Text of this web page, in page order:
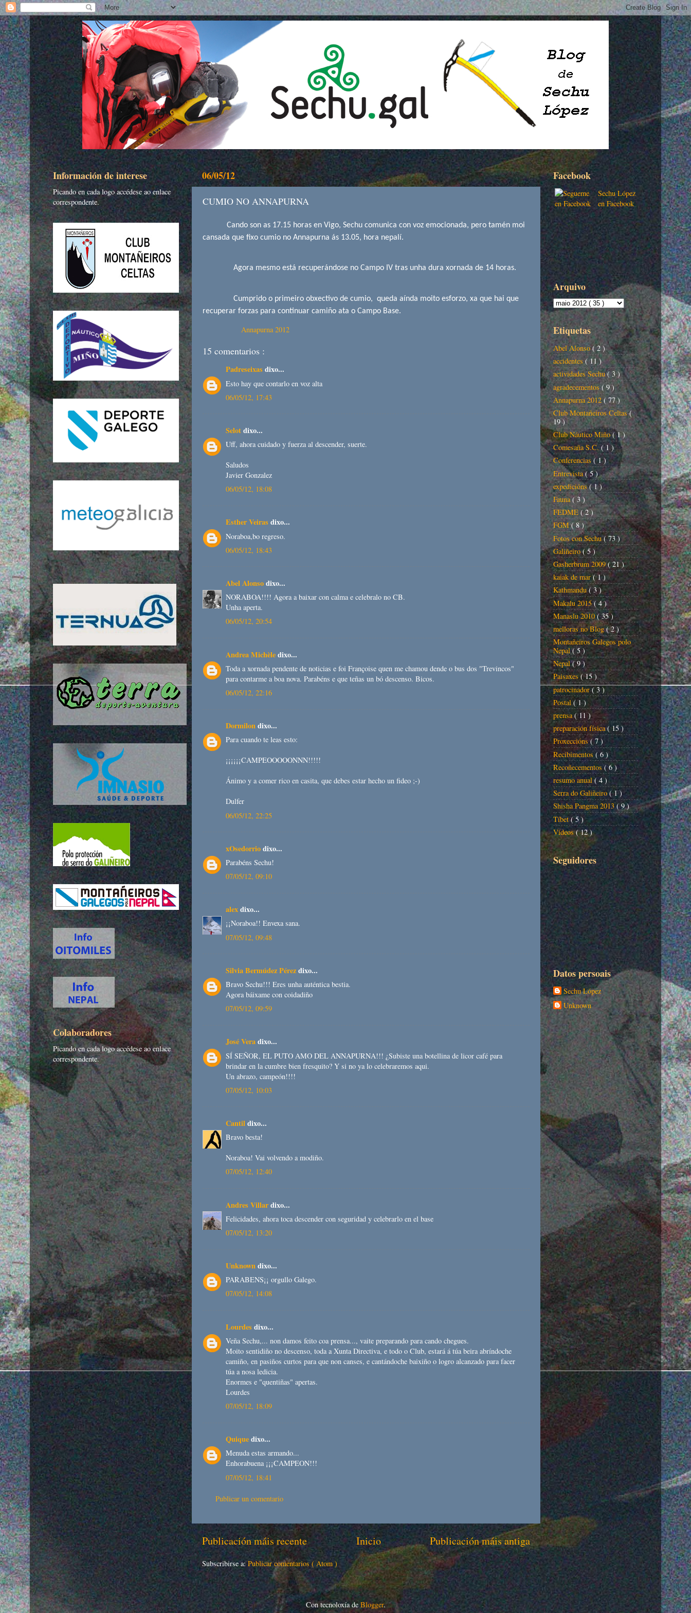
06/05/12
CUMIO NO ANNAPURNA
Cando son as 17.15 horas en Vigo, Sechu comunica con voz emocionada, pero tamén moi
cansada que fixo cumio no Annapurna ás 13.05, hora nepalí.
Agora mesmo está recuperándose no Campo IV tras unha dura xornada de 14 horas.
Cumprido o primeiro obxectivo de cumio, queda aínda moito esforzo, xa que hai que
recuperar forzas para continuar camiño ata o Campo Base.
Etiquetas:Annapurna 2012
15 comentarios :
Padreseixas dixo...
Esto hay que contarlo en voz alta
06/05/12, 17:43
Selotdixo...
Uff, ahora cuidado y fuerza al descender, suerte.
Saludos
Javier Gonzalez
06/05/12, 18:08
Esther Veiras dixo...
Noraboa,bo regreso.
06/05/12, 18:43
Abel Alonsodixo...
NORABOA!!!! Agora a baixar con calma e celebralo no CB.
Unha aperta.
06/05/12, 20:54
Andrea Michèledixo...
Toda a xornada pendente de noticias e foi Françoise quen me chamou dende o bus dos "Trevincos"
para contarme a boa nova. Parabéns e que teñas un bó descenso. Bicos.
06/05/12, 22:16
Dormilondixo...
Para cuando te leas esto:
¡¡¡¡¡¡CAMPEOOOOONNN!!!!!
Ánimo y a comer rico en casita, que debes estar hecho un fideo ;-)
Dulfer
06/05/12, 22:25
xOsedorriodixo...
Parabéns Sechu!
07/05/12, 09:10
alexdixo...
¡¡Noraboa!! Envexa sana.
07/05/12, 09:48
Silvia Bermúdez Pérezdixo...
Bravo Sechu!!! Eres unha auténtica bestia.
Agora báixame con coidadiño
07/05/12, 09:59
José Veradixo...
SÍ SEÑOR, EL PUTO AMO DEL ANNAPURNA!!! ¿Subiste una botellina de licor café para
brindar en la cumbre bien fresquito? Y si no ya lo celebraremos aqui.
Un abrazo, campeón!!!!
07/05/12, 10:03
Cantildixo...
Bravo besta!
Noraboa! Vai volvendo a modiño.
07/05/12, 12:40
Andres Villardixo...
Felicidades, ahora toca descender con seguridad y celebrarlo en el base
07/05/12, 13:20
Unknowndixo...
PARABENS¡¡ orgullo Galego.
07/05/12, 14:08
Lourdes dixo...
Veña Sechu,... non damos feito coa prensa..., vaite preparando para cando chegues.
Moito sentidiño no descenso, toda a Xunta Directiva, e todo o Club, estará á túa beira abríndoche
camiño, en pasiños curtos para que non canses, e cantándoche baixiño o logro alcanzado para facer
túa a nosa ledicia.
Enormes e "quentiñas" apertas.
Lourdes
07/05/12, 18:09
Quiquedixo...
Menuda estas armando...
Enhorabuena ¡¡¡CAMPEON!!!
07/05/12, 18:41
Publicar un comentario
Publicación máis recente Publicación máis antiga
Inicio
Subscribirse a:Publicar comentarios ( Atom )
Información de interese
Picando en cada logo accédese ao enlace
correspondente.
Colaboradores
Picando en cada logo accédese ao enlace
correspondente.
Facebook
Sechu López
en Facebook
Arquivo
Etiquetas
Abel Alonso( 2 )
accidentes( 11 )
actividades Sechu( 3 )
agradecementos( 9 )
Annapurna 2012( 77 )
Club Montañeiros Celtas(
19 )
Club Náutico Miño( 1 )
Comesaña S.C.( 1 )
Conferencias ( 1 )
Entrevista( 5 )
expedicións( 1 )
Fauna( 3 )
FEDME ( 2 )
FGM( 8 )
Fotos con Sechu( 73 )
Galiñeiro( 5 )
Gasherbrum 2009( 21 )
kaiak de mar( 1 )
Kathmandu( 3 )
Makalu 2015( 4 )
Manaslu 2010( 35 )
melloras no Blog( 2 )
Montañeiros Galegos polo
Nepal( 5 )
Nepal( 9 )
Paisaxes( 15 )
patrocinador( 3 )
Postal( 1 )
prensa( 11 )
preparación física( 15 )
Proxeccións( 7 )
Recibimentos( 6 )
Recoñecementos( 6 )
resumo anual( 4 )
Serra do Galiñeiro( 1 )
Shisha Pangma 2013( 9 )
Tíbet( 5 )
Vídeos( 12 )
Seguidores
Datos persoais
Sechu López
Unknown
Con tecnoloxía de Blogger.